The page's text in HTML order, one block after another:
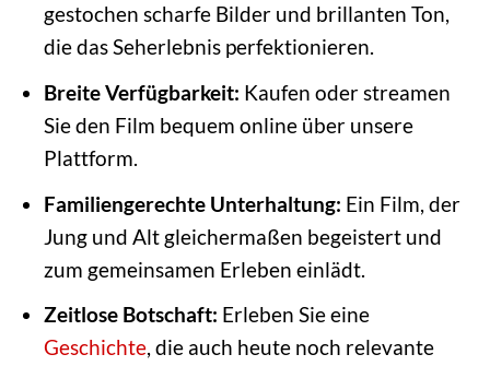
gestochen scharfe Bilder und brillanten Ton,
die das Seherlebnis perfektionieren.
Breite Verfügbarkeit: Kaufen oder streamen
Sie den Film bequem online über unsere
Plattform.
Familiengerechte Unterhaltung: Ein Film, der
Jung und Alt gleichermaßen begeistert und
zum gemeinsamen Erleben einlädt.
Zeitlose Botschaft: Erleben Sie eine
Geschichte, die auch heute noch relevante